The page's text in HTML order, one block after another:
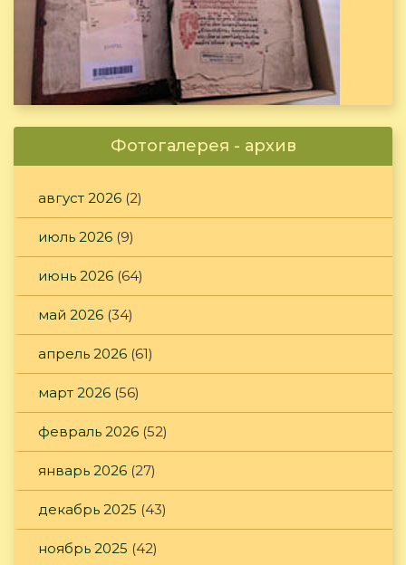
Фотогалерея - архив
август 2026 (2)
июль 2026 (9)
июнь 2026 (64)
май 2026 (34)
апрель 2026 (61)
март 2026 (56)
февраль 2026 (52)
январь 2026 (27)
декабрь 2025 (43)
ноябрь 2025 (42)